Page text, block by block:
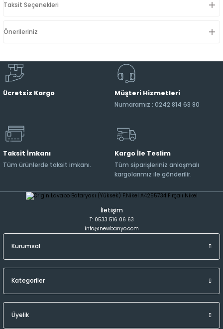
Taksit Seçenekleri
Önerileriniz
Ücretsiz Kargo Müşteri Hizmetleri
Numaramız : 0242 814 63 80
Taksit İmkanı
Tüm ürünlerde taksit imkanı.
Kargo İle Teslim
Tüm siparişleriniz anlaşmalı
kargolarımız ile gönderilir.
İletişim
T: 0533 516 06 63
info@newbanyo.com
Kurumsal
Kategoriler
Üyelik